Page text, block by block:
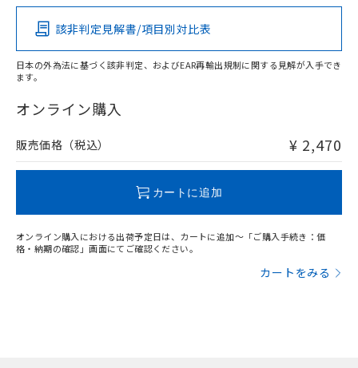
O
在庫等で未対応品が混在する可能性があります。
問い合わせください。
該非判定見解書/項目別対比表
日本の外為法に基づく該非判定、およびEAR再輸出規制に関する見解が入手でき
ます。
オンライン購入
販売価格（税込） ¥ 2,470
カートに追加
オンライン購入における出荷予定日は、カートに追加～「ご購入手続き：価
格・納期の確認」画面にてご確認ください。
カートをみる